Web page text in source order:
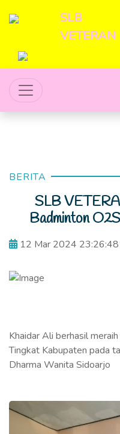
SLB
VETERAN
BERITA
SLB
Badminton
12 Mar 2024 23:26:48
Khaidar Ali berhasil
Tingkat Kabupaten pada
Dharma Wanita Sidoarjo